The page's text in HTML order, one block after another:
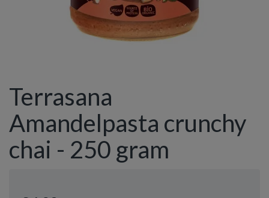
Terrasana
Amandelpasta crunchy
chai - 250 gram